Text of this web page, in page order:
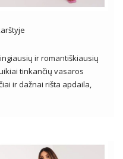
ir romantiškiausių
tinkančių vasaros
ir dažnai rišta apdaila,